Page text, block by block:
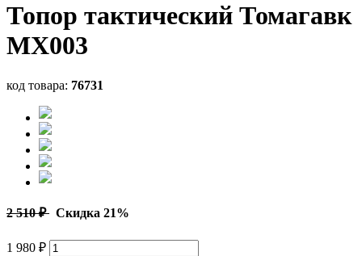
Топор тактический Томагавк
MX003
код товара: 76731
2 510 ₽ Скидка 21%
1 980 ₽